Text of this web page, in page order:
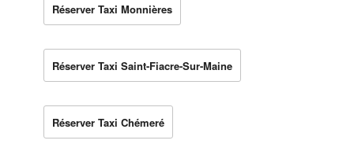
Réserver Taxi Monnières
Réserver Taxi Saint-Fiacre-Sur-Maine
Réserver Taxi Chémeré